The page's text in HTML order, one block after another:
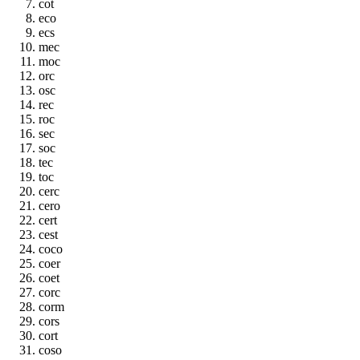
cot
eco
ecs
mec
moc
orc
osc
rec
roc
sec
soc
tec
toc
cerc
cero
cert
cest
coco
coer
coet
corc
corm
cors
cort
coso